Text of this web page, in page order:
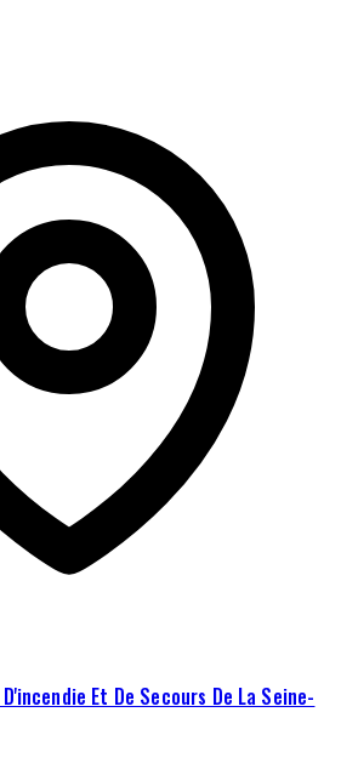
Et De Secours De La Seine-